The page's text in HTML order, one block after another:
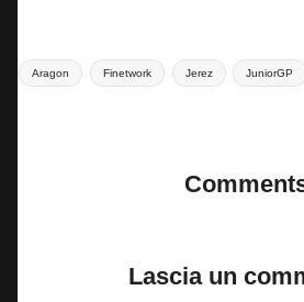
Tags:
Aragon Finetwork Jerez JuniorGP
Lascia un